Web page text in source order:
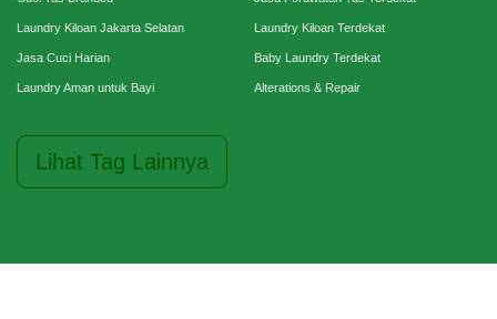
Laundry Kiloan Jakarta Selatan Laundry Kiloan Terdekat
Jasa Cuci Harian Baby Laundry Terdekat
Laundry Aman untuk Bayi Alterations & Repair
Lihat Tag Lainnya